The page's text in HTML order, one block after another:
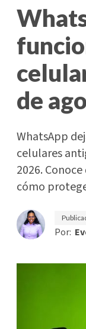
de
WhatsApp
celulares
2026.
cómo
Por: